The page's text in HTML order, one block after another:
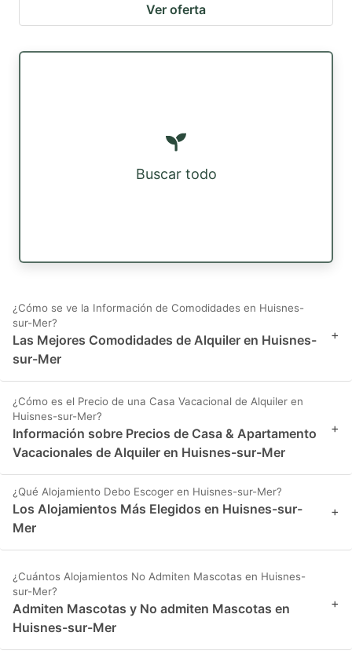
Ver oferta
Buscar todo
¿Cómo se ve la Información de Comodidades en Huisnes-
sur-Mer?
Las Mejores Comodidades de Alquiler en Huisnes-
sur-Mer
+
¿Cómo es el Precio de una Casa Vacacional de Alquiler en
Huisnes-sur-Mer?
Información sobre Precios de Casa & Apartamento
Vacacionales de Alquiler en Huisnes-sur-Mer
+
¿Qué Alojamiento Debo Escoger en Huisnes-sur-Mer?
Los Alojamientos Más Elegidos en Huisnes-sur-
Mer
+
¿Cuántos Alojamientos No Admiten Mascotas en Huisnes-
sur-Mer?
Admiten Mascotas y No admiten Mascotas en
Huisnes-sur-Mer
+